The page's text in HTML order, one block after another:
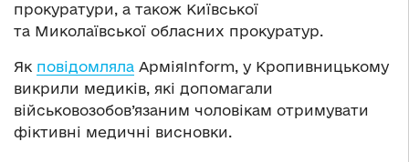
прокуратури, а також Київської
та Миколаївської обласних прокуратур.
Як повідомляла АрміяInform, у Кропивницькому
викрили медиків, які допомагали
військовозобов’язаним чоловікам отримувати
фіктивні медичні висновки.